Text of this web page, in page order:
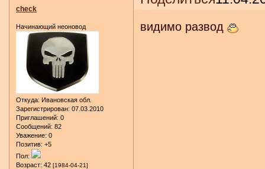
check
Начинающий неоновод
Откуда: Ивановская обл.
Зарегистрирован: 07.03.2010
Приглашений: 0
Сообщений: 82
Уважение: 0
Позитив: +5
Пол:
Возраст: 42 [1984-04-21]
видимо развод